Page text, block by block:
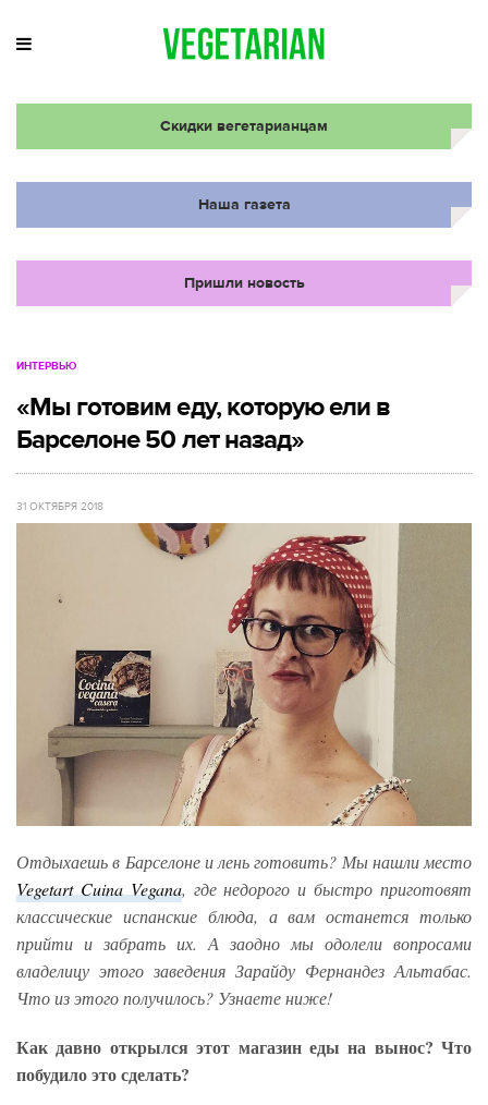
Скидки вегетарианцам
Наша газета
Пришли новость
ИНТЕРВЬЮ
«Мы готовим еду, которую ели в
Барселоне 50 лет назад»
31 ОКТЯБРЯ 2018
Отдыхаешь в Барселоне и лень готовить? Мы нашли место
Vegetart Cuina Vegana, где недорого и быстро приготовят
классические испанские блюда, а вам останется только
прийти и забрать их. А заодно мы одолели вопросами
владелицу этого заведения Зарайду Фернандез Альтабас.
Что из этого получилось? Узнаете ниже!
Как давно открылся этот магазин еды на вынос? Что
побудило это сделать?